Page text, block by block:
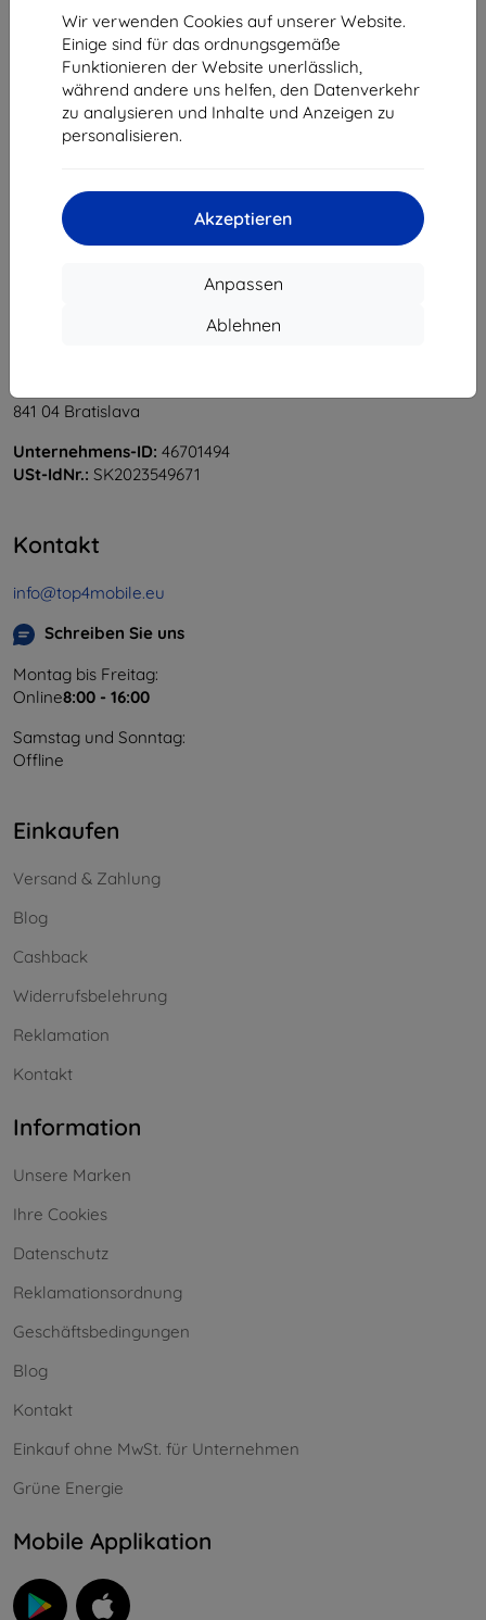
Wir verwenden Cookies auf unserer Website.
Einige sind für das ordnungsgemäße
Funktionieren der Website unerlässlich,
während andere uns helfen, den Datenverkehr
zu analysieren und Inhalte und Anzeigen zu
personalisieren.
Akzeptieren
Anpassen
Ablehnen
vom ganzen5.
«
841 04 Bratislava
Unternehmens-ID: 46701494
USt-IdNr.: SK2023549671
Kontakt
info@top4mobile.eu
Schreiben Sie uns
Montag bis Freitag:
Online8:00 - 16:00
Samstag und Sonntag:
Offline
Einkaufen
Versand & Zahlung
Blog
Cashback
Widerrufsbelehrung
Reklamation
Kontakt
Information
Unsere Marken
Ihre Cookies
Datenschutz
Reklamationsordnung
Geschäftsbedingungen
Blog
Kontakt
Einkauf ohne MwSt. für Unternehmen
Grüne Energie
Mobile Applikation